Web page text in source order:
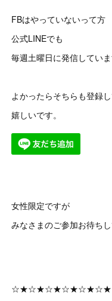
FBはやっていないって方
公式LINEでも
毎週土曜日に発信していま
よかったらそちらも登録
嬉しいです。
女性限定ですが
みなさまのご参加お待ちし